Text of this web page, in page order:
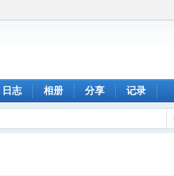
日志 相册 分享 记录